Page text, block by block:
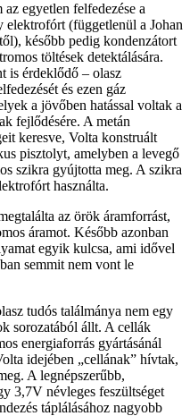
egyetlen felfedezése a
elektrofórt (függetlenül a Johan
később pedig kondenzátort
töltések detektálására.
is érdeklődő – olasz
és ezen gáz
a jövőben hatással voltak a
fejlődésére. A metán
keresve, Volta konstruált
pisztolyt, amelyben a levegő
szikra gyújtotta meg. A szikra
használta.
az örök áramforrást,
áramot. Később azonban
egyik kulcsa, ami idővel
semmit nem vont le
tudós találmánya nem egy
sorozatából állt. A cellák
energiaforrás gyártásánál
idejében „cellának” hívtak,
A legnépszerűbb,
3,7V névleges feszültséget
táplálásához nagyobb